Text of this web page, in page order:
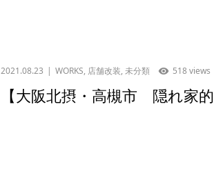
2021.08.23 WORKS, 店舗改装,未分類 518 views
【大阪北摂・高槻市 隠れ家